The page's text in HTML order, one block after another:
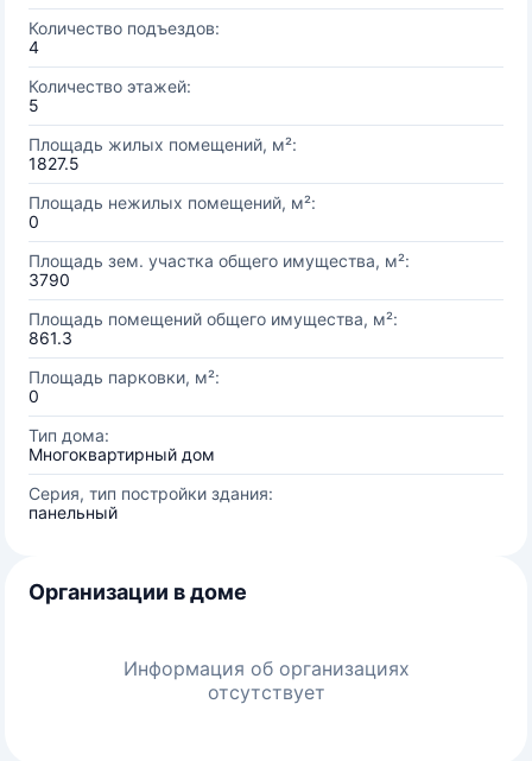
Количество подъездов:
4
Количество этажей:
5
Площадь жилых помещений, м²:
1827.5
Площадь нежилых помещений, м²:
0
Площадь зем. участка общего имущества, м²:
3790
Площадь помещений общего имущества, м²:
861.3
Площадь парковки, м²:
0
Тип дома:
Многоквартирный дом
Серия, тип постройки здания:
панельный
Организации в доме
Информация об организациях
отсутствует